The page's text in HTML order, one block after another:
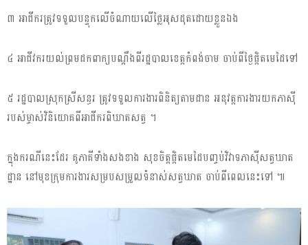
៣ អាជីករត្រូវទទួលបន្ទុកលេីចំណាយលើថ្លៃអុសដុតដោយខ្លួនឯង
៤ អាជីវករយល់ព្រមដកពាក្យបណ្ដឹងពីរដ្ឋបាលខេត្តកំពង់ចាម ចាប់ពីថ្ងៃផ្ដិតមេដៃទៅ
៥ រដ្ឋបាលស្រុកស្រីសន្ធរ ត្រូវទទួលការងារពិនិត្យតាមដាន អនុវត្តការងារយកភាសុី
របស់ម្ចាស់វិនិយោគពីអាជីករពិឃាតសត្វ ។
ក្នុងករណីនេះដែរ គូភាគីទាំងសងខាង សុខចិត្តផ្ដិតមេដៃបញ្ចប់វិវាទភាសុីសត្វឃាត
ដ្ឋាន នៅមុខក្រុមការងារសម្របសម្រួលទំនាស់សត្វឃាត ចាប់ពីពេលនេះទៅ ៕